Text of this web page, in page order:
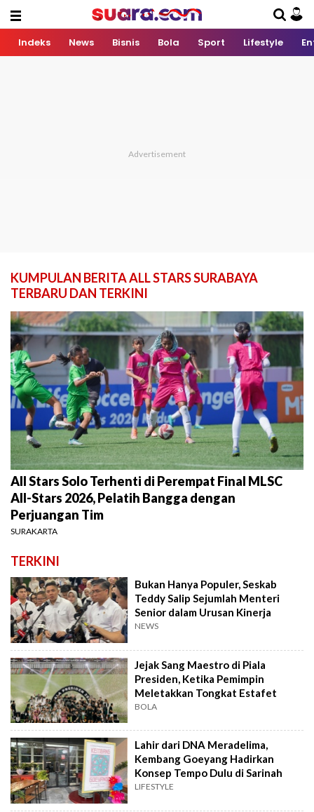
Indeks News Bisnis Bola Sport Lifestyle
KUMPULAN BERITA ALL STARS SURABAYA
TERBARU DAN TERKINI
All Stars Solo Terhenti di Perempat Final MLSC
All-Stars 2026, Pelatih Bangga dengan
Perjuangan Tim
SURAKARTA
TERKINI
Bukan Hanya Populer, Seskab
Teddy Salip Sejumlah Menteri
Senior dalam Urusan Kinerja
NEWS
Jejak Sang Maestro di Piala
Presiden, Ketika Pemimpin
Meletakkan Tongkat Estafet
BOLA
Lahir dari DNA Meradelima,
Kembang Goeyang Hadirkan
Konsep Tempo Dulu di Sarinah
LIFESTYLE